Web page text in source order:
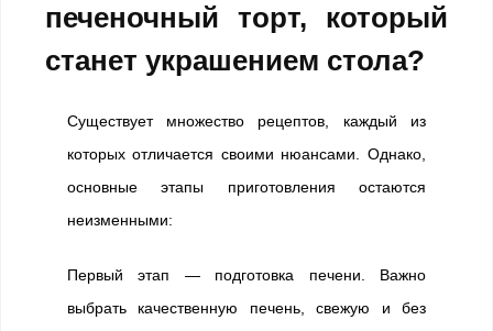
печеночный торт, который
станет украшением стола?
Существует множество рецептов, каждый из
которых отличается своими нюансами. Однако,
основные этапы приготовления остаются
неизменными:
Первый этап — подготовка печени. Важно
выбрать качественную печень, свежую и без